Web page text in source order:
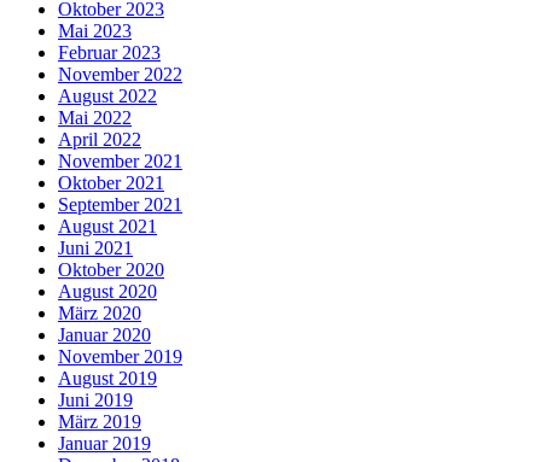
Oktober 2023
Mai 2023
Februar 2023
November 2022
August 2022
Mai 2022
April 2022
November 2021
Oktober 2021
September 2021
August 2021
Juni 2021
Oktober 2020
August 2020
März 2020
Januar 2020
November 2019
August 2019
Juni 2019
März 2019
Januar 2019